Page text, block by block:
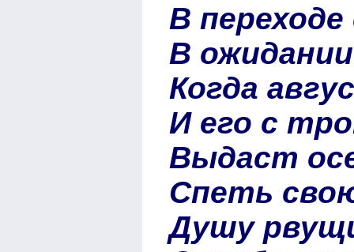
В
В
Когда
И его с
Выдаст
Спеть
Душу